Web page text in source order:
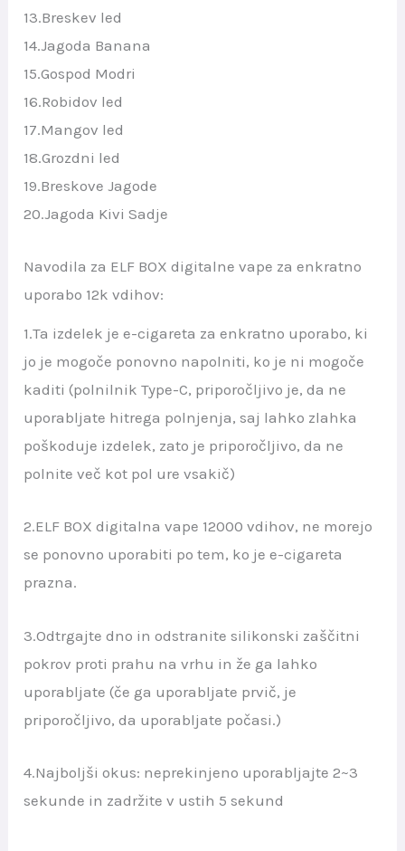
13.Breskev led
14.Jagoda Banana
15.Gospod Modri
16.Robidov led
17.Mangov led
18.Grozdni led
19.Breskove Jagode
20.Jagoda Kivi Sadje
Navodila za ELF BOX digitalne vape za enkratno
uporabo 12k vdihov:
1.Ta izdelek je e-cigareta za enkratno uporabo, ki
jo je mogoče ponovno napolniti, ko je ni mogoče
kaditi (polnilnik Type-C, priporočljivo je, da ne
uporabljate hitrega polnjenja, saj lahko zlahka
poškoduje izdelek, zato je priporočljivo, da ne
polnite več kot pol ure vsakič)
2.ELF BOX digitalna vape 12000 vdihov, ne morejo
se ponovno uporabiti po tem, ko je e-cigareta
prazna.
3.Odtrgajte dno in odstranite silikonski zaščitni
pokrov proti prahu na vrhu in že ga lahko
uporabljate (če ga uporabljate prvič, je
priporočljivo, da uporabljate počasi.)
4.Najboljši okus: neprekinjeno uporabljajte 2~3
sekunde in zadržite v ustih 5 sekund